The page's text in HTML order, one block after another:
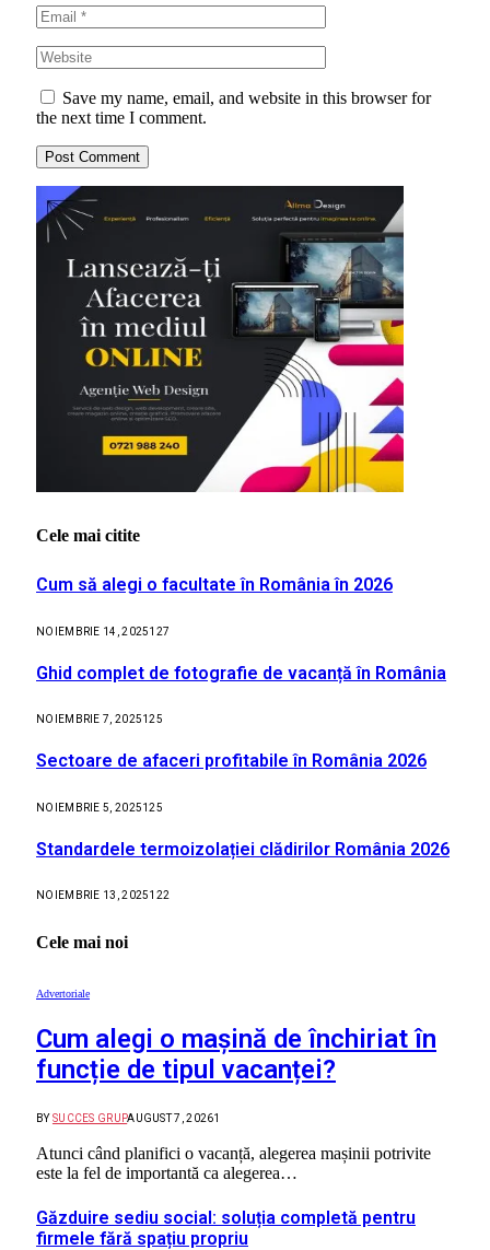
Save my name, email, and website in this browser for
the next time I comment.
Cele mai citite
Cum să alegi o facultate în România în 2026
NOIEMBRIE 14, 2025127
Ghid complet de fotografie de vacanță în România
NOIEMBRIE 7, 2025125
Sectoare de afaceri profitabile în România 2026
NOIEMBRIE 5, 2025125
Standardele termoizolației clădirilor România 2026
NOIEMBRIE 13, 2025122
Cele mai noi
Advertoriale
Cum alegi o mașină de închiriat în
funcție de tipul vacanței?
BY SUCCES GRUPAUGUST 7, 20261
Atunci când planifici o vacanță, alegerea mașinii potrivite
este la fel de importantă ca alegerea…
Găzduire sediu social: soluția completă pentru
firmele fără spațiu propriu